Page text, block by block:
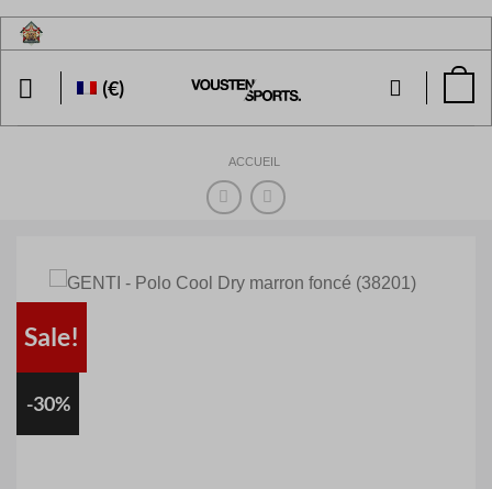
Passer
contenu
(€)
ACCUEIL
Sale!
-30%